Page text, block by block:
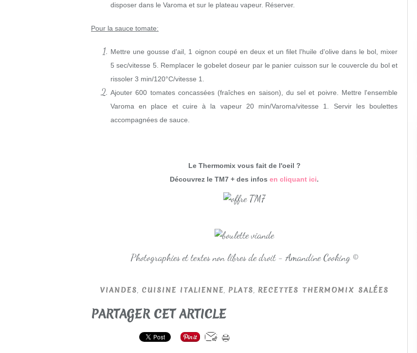
disposer dans le Varoma et sur le plateau vapeur. Réserver.
Pour la sauce tomate:
Mettre une gousse d'ail, 1 oignon coupé en deux et un filet l'huile d'olive dans le bol, mixer
5 sec/vitesse 5. Remplacer le gobelet doseur par le panier cuisson sur le couvercle du bol et
rissoler 3 min/120°C/vitesse 1.
Ajouter 600 tomates concassées (fraîches en saison), du sel et poivre. Mettre l'ensemble
Varoma en place et cuire à la vapeur 20 min/Varoma/vitesse 1. Servir les boulettes
accompagnées de sauce.
Le Thermomix vous fait de l'oeil ?
Découvrez le TM7 + des infos en cliquant ici.
Photographies et textes non libres de droit - Amandine Cooking ©
VIANDES, CUISINE ITALIENNE, PLATS, RECETTES THERMOMIX SALÉES
PARTAGER CET ARTICLE